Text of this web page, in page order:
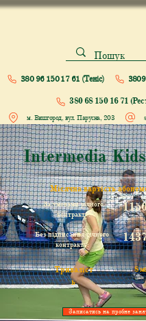
380 96 150 17 61 (Теніс) 380
м. Вишгород, вул. Парусна, 203
380 68 150 16 71
Intermedia
Місячна вартість
Триваліст
ь
8
Без підписання річного
контракту:
За умовами річного
контракту:
Записатись на пробне